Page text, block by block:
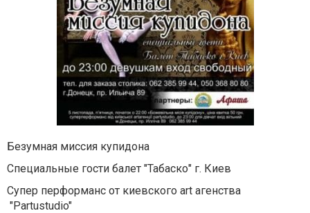
Безумная миссия купидона
Специальные гости балет "Табаско" г. Киев
Супер перформанс от киевского art агенства
"Partustudio"